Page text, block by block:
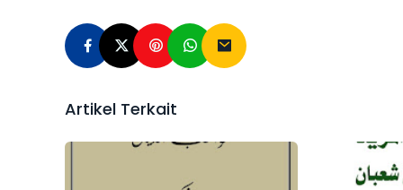
Artikel Terkait